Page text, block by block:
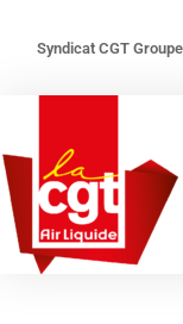
Syndicat CGT